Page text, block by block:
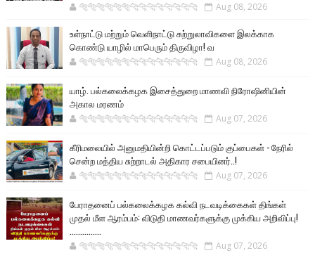
🐅🐅🐅🐅🐅🐅🐆🐆🐆🐆🐆🐆🐆🐆 Aug 08, 2026
உள்நாட்டு மற்றும் வெளிநாட்டு சுற்றுலாவிகளை இலக்காக
கொண்டு யாழில் மாபெரும் திருவிழா! வ
🐅🐅🐅🐅🐅🐅🐆🐆🐆🐆🐆🐆🐆🐆 Aug 08, 2026
யாழ். பல்கலைக்கழக இசைத்துறை மாணவி நிரோஷினியின்
அகால மரணம்
🐅🐅🐅🐅🐅🐅🐆🐆🐆🐆🐆🐆🐆🐆 Aug 07, 2026
கீரிமலையில் அனுமதியின்றி கொட்டப்படும் குப்பைகள் - நேரில்
சென்ற மத்திய சுற்றாடல் அதிகார சபையினர்..!
🐅🐅🐅🐅🐅🐅🐆🐆🐆🐆🐆🐆🐆🐆 Aug 07, 2026
பேராதனைப் பல்கலைக்கழக கல்வி நடவடிக்கைகள் திங்கள்
முதல் மீள ஆரம்பம்: விடுதி மாணவர்களுக்கு முக்கிய அறிவிப்பு!
...............
🐅🐅🐅🐅🐅🐅🐆🐆🐆🐆🐆🐆🐆🐆 Aug 07, 2026